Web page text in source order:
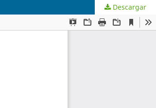
Descargar